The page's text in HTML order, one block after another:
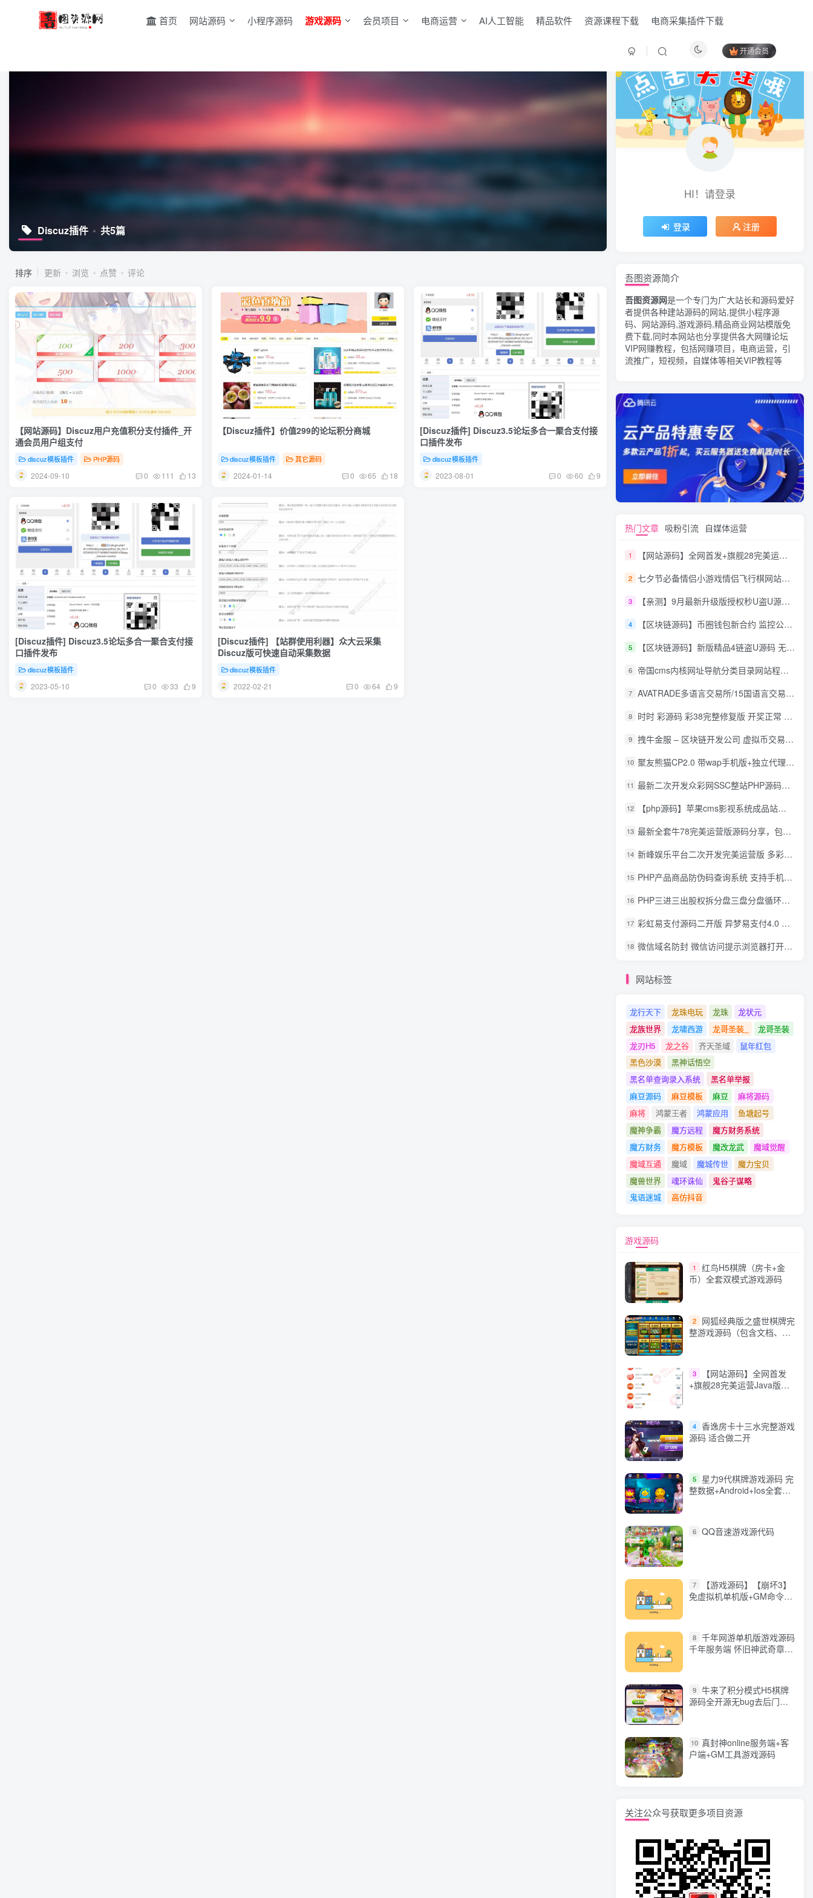
首页 网站源码 小程序源码 游戏源码 会员项目 电商运营 AI人工智能 精品软件 资源课程下载 电商采集插件下载
开通会员
Discuz插件 共5篇
排序 更新 浏览 点赞 评论
【网站源码】Discuz用户充值积分支付插件_开
通会员用户组支付
discuz模板插件 PHP源码
2024-09-10 0 111 13
【Discuz插件】价值299的论坛积分商城
discuz模板插件 其它源码
2024-01-14 0 65 18
[Discuz插件] Discuz3.5论坛多合一聚合支付接
口插件发布
discuz模板插件
2023-08-01 0 60 9
[Discuz插件] Discuz3.5论坛多合一聚合支付接
口插件发布
discuz模板插件
2023-05-10 0 33 9
[Discuz插件] 【站群使用利器】众大云采集
Discuz版可快速自动采集数据
discuz模板插件
2022-02-21 0 64 9
HI！请登录
登录 注册
HI！请登录
登录 注册
吾图资源简介
吾图资源网是一个专门为广大站长和源码爱好
者提供各种建站源码的网站,提供小程序源
码、网站源码,游戏源码,精品商业网站模版免
费下载,同时本网站也分享提供各大网赚论坛
VIP网赚教程，包括网赚项目，电商运营，引
流推广，短视频，自媒体等相关VIP教程等
热门文章 吸粉引流 自媒体运营
1 【网站源码】全网首发+旗舰28完美运营Java版高仿28圈+彩种丰富+机器人+眯牌
2 七夕节必备情侣小游戏情侣飞行棋网站源码
3 【亲测】9月最新升级版授权秒U盗U源码/四链盗U源码/自带提币接口
4 【区块链源码】币圈钱包新合约 监控公链转账地址 尾数模拟转账数据生成 0 U攻击带安装说明
5 【区块链源码】新版精品4链盗U源码 无限开代理模式 后台 代理数据可看 包含搭建教程
6 帝国cms内核网址导航分类目录网站程序源码
7 AVATRADE多语言交易所/15国语言交易所/合约交易/期权交易/币币交易/申购/矿机/风控/前端wap/pc纯源码/带搭建教程
8 时时 彩源码 彩38完整修复版 开奖正常 带手机wap
9 拽牛金服 – 区块链开发公司 虚拟币交易系统 虚拟币交易平台开发 虚拟币ico众
10 聚友熊猫CP2.0 带wap手机版+独立代理后台+整站打包全开源
11 最新二次开发众彩网SSC整站PHP源码+WAP手机版+KJ采集器+集成云端在线充值
12 【php源码】苹果cms影视系统成品站打包+电影先生6.1.1模板优化版+15W+数据
13 最新全套牛78完美运营版源码分享，包含了资源组件+脚本程序
14 新峰娱乐平台二次开发完美运营版 多彩种多玩法 代理分红+积分兑换
15 PHP产品商品防伪码查询系统 支持手机防假验证网站建设 防伪码自动生成 批量导入
16 PHP三进三出股权拆分盘三盘分盘循环拆分系统源码
17 彩虹易支付源码二开版 异梦易支付4.0 可对接官方/易支付/码支付 去除后门 美化用户中心
18 微信域名防封 微信访问提示浏览器打开 非微信访问直接打开预防域名被封域名被封包换服务
网站标签
龙行天下 龙珠电玩 龙珠
龙状元
龙族世界
龙啸西游 龙哥圣装_
龙哥圣装
龙刃H5
龙之谷 齐天圣域
鼠年红包
黑色沙漠
黑神话悟空
黑名单查询录入系统
黑名单举报
麻豆源码
麻豆模板 麻豆
麻将源码
麻将
鸿蒙王者 鸿蒙应用
鱼塘起号
魔神争霸
魔方远程
魔方财务系统
魔方财务
魔方模板 魔改龙武
魔域觉醒
魔域互通
魔域 魔城传世
魔力宝贝
魔兽世界
魂环诛仙
鬼谷子谋略
鬼语迷城
高仿抖音
游戏源码
1
红鸟H5棋牌（房卡+金
币）全套双模式游戏源码
2
网狐经典版之盛世棋牌完
整游戏源码（包含文档、架
3
【网站源码】全网首发
+旗舰28完美运营Java版高
4 香逸房卡十三水完整游戏
源码 适合做二开
5
星力9代棋牌游戏源码 完
整数据+Android+Ios全套
6 QQ音速游戏源代码
7
【游戏源码】【崩坏3】
免虚拟机单机版+GM命令
8 千年网游单机版游戏源码
千年服务端 怀旧神武奇章一
9 牛来了积分模式H5棋牌
源码全开源无bug去后门无
10 真封神online服务端+客
户端+GM工具游戏源码
关注公众号获取更多项目资源